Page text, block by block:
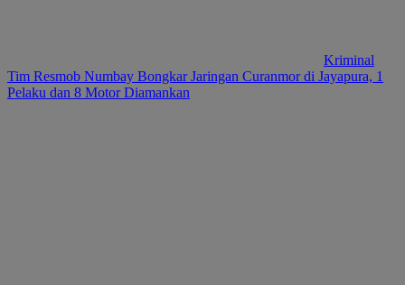
Kriminal
Tim Resmob Numbay Bongkar Jaringan Curanmor di Jayapura, 1
Pelaku dan 8 Motor Diamankan